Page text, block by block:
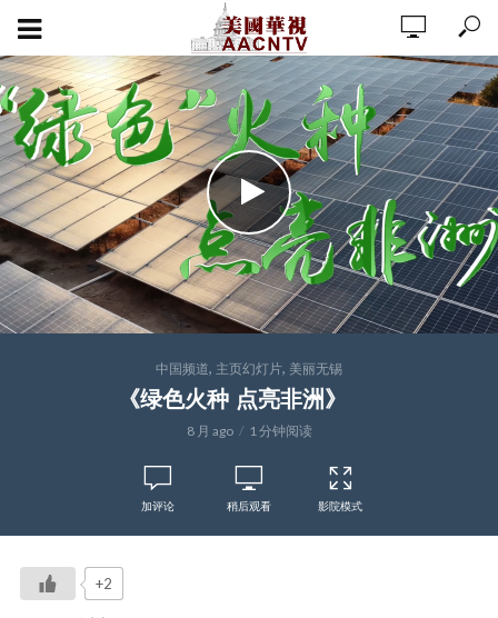
中国频道, 主页幻灯片, 美丽无锡
《绿色火种 点亮非洲》
8 月 ago 1 分钟阅读
加评论 稍后观看 影院模式
+2